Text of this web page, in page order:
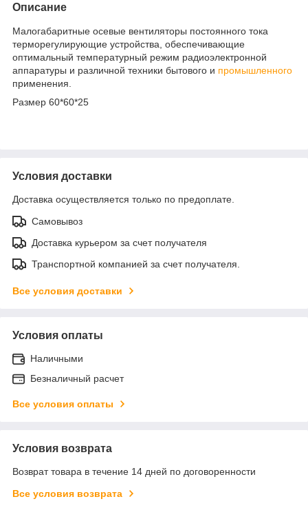
Описание
Малогабаритные осевые вентиляторы постоянного тока
терморегулирующие устройства, обеспечивающие
оптимальный температурный режим радиоэлектронной
аппаратуры и различной техники бытового и промышленного
применения.
Размер 60*60*25
Условия доставки
Доставка осуществляется только по предоплате.
Самовывоз
Доставка курьером за счет получателя
Транспортной компанией за счет получателя.
Все условия доставки
Условия оплаты
Наличными
Безналичный расчет
Все условия оплаты
Условия возврата
Возврат товара в течение 14 дней по договоренности
Все условия возврата